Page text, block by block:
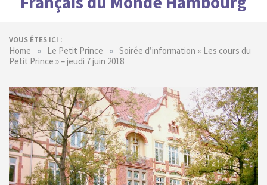
VOUS ÊTES ICI :
Home » Le Petit Prince » Soirée d’information « Les cours du
Petit Prince » – jeudi 7 juin 2018